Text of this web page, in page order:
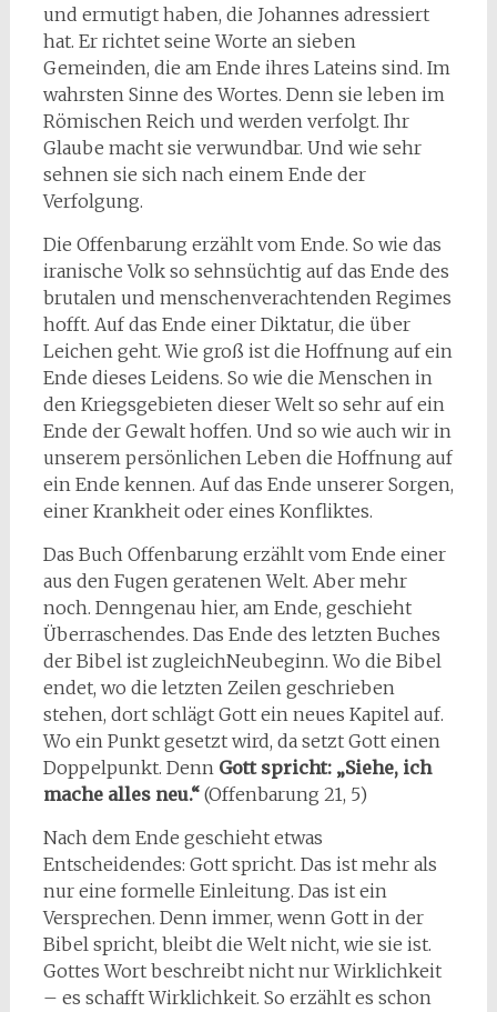
und ermutigt haben, die Johannes adressiert
hat. Er richtet seine Worte an sieben
Gemeinden, die am Ende ihres Lateins sind. Im
wahrsten Sinne des Wortes. Denn sie leben im
Römischen Reich und werden verfolgt. Ihr
Glaube macht sie verwundbar. Und wie sehr
sehnen sie sich nach einem Ende der
Verfolgung.
Die Offenbarung erzählt vom Ende. So wie das
iranische Volk so sehnsüchtig auf das Ende des
brutalen und menschenverachtenden Regimes
hofft. Auf das Ende einer Diktatur, die über
Leichen geht. Wie groß ist die Hoffnung auf ein
Ende dieses Leidens. So wie die Menschen in
den Kriegsgebieten dieser Welt so sehr auf ein
Ende der Gewalt hoffen. Und so wie auch wir in
unserem persönlichen Leben die Hoffnung auf
ein Ende kennen. Auf das Ende unserer Sorgen,
einer Krankheit oder eines Konfliktes.
Das Buch Offenbarung erzählt vom Ende einer
aus den Fugen geratenen Welt. Aber mehr
noch. Denngenau hier, am Ende, geschieht
Überraschendes. Das Ende des letzten Buches
der Bibel ist zugleichNeubeginn. Wo die Bibel
endet, wo die letzten Zeilen geschrieben
stehen, dort schlägt Gott ein neues Kapitel auf.
Wo ein Punkt gesetzt wird, da setzt Gott einen
Doppelpunkt. Denn Gott spricht: „Siehe, ich
mache alles neu.“(Offenbarung 21, 5)
Nach dem Ende geschieht etwas
Entscheidendes: Gott spricht. Das ist mehr als
nur eine formelle Einleitung. Das ist ein
Versprechen. Denn immer, wenn Gott in der
Bibel spricht, bleibt die Welt nicht, wie sie ist.
Gottes Wort beschreibt nicht nur Wirklichkeit
– es schafft Wirklichkeit. So erzählt es schon